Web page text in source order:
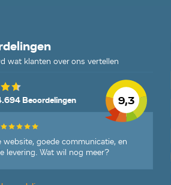
wat klanten over ons vertellen
9,3
Beoordelingen
website, goede communicatie, en
levering. Wat wil nog meer?